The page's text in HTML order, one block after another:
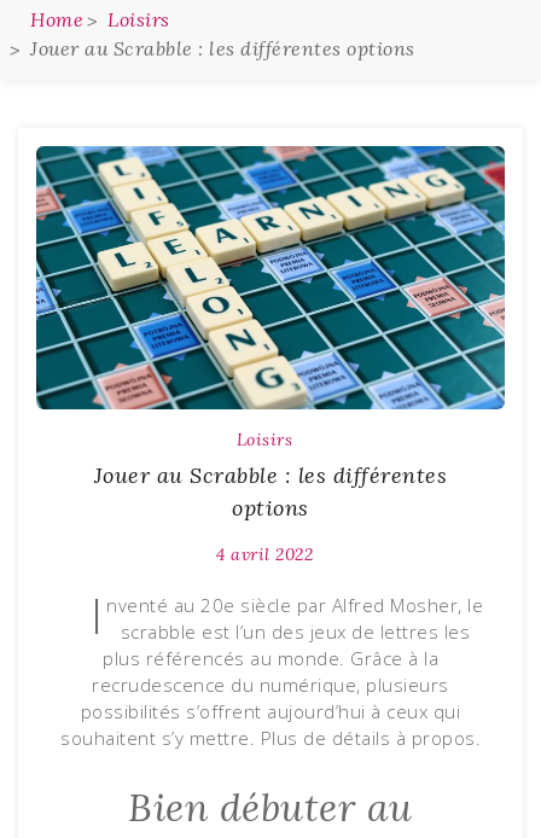
Home
Loisirs
Jouer au Scrabble : les différentes options
Loisirs
Jouer au Scrabble : les différentes
options
4 avril 2022
I nventé au 20e siècle par Alfred Mosher, le
scrabble est l’un des jeux de lettres les
plus référencés au monde. Grâce à la
recrudescence du numérique, plusieurs
possibilités s’offrent aujourd’hui à ceux qui
souhaitent s’y mettre. Plus de détails à propos.
Bien débuter au